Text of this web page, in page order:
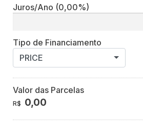
Juros/Ano (0,00%)
Tipo de Financiamento
PRICE
Valor das Parcelas
R$ 0,00